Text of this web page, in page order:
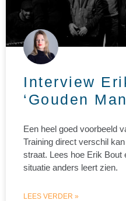
Interview
‘Gouden
Een heel goed voorbeeld
Training direct verschil
straat. Lees hoe Erik Bout
situatie anders leert zien.
LEES VERDER »